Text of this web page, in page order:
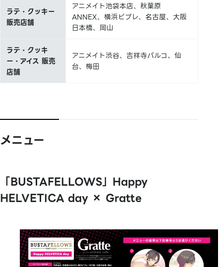
ラテ・クッキー
販売店舗
アニメイト池袋本店、秋葉原
ANNEX、横浜ビブレ、名古屋、大阪
日本橋、岡山
ラテ・クッキ
ー・アイス 販売
店舗
アニメイト渋谷、吉祥寺パルコ、仙
台、梅田
メニュー
「BUSTAFELLOWS」Happy
HELVETICA day × Gratte